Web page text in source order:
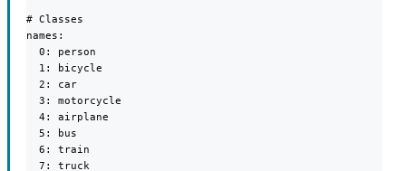
# Classes
names:
  0: person
  1: bicycle
  2: car
  3: motorcycle
  4: airplane
  5: bus
  6: train
  7: truck